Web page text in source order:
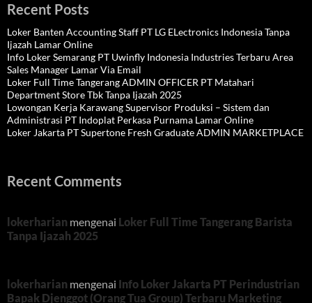
Recent Posts
Loker Banten Accounting Staff PT LG ELectronics Indonesia Tanpa
Ijazah Lamar Online
Info Loker Semarang PT Uwinfly Indonesia Industries Terbaru Area
Sales Manager Lamar Via Email
Loker Full Time Tangerang ADMIN OFFICER PT Matahari
Department Store Tbk Tanpa Ijazah 2025
Lowongan Kerja Karawang Supervisor Produksi – Sistem dan
Administrasi PT Indoplat Perkasa Purnama Lamar Online
Loker Jakarta PT Supertone Fresh Graduate ADMIN MARKETPLACE
Recent Comments
lokerharian mengenai Loker Full Time Tangerang Barista
Tanpa Ijazah 2025
lokerharian mengenai Info Loker Jakarta PT Perindustrian
Bapak Djenggot (Orang Tua Group) Terbaru Marketing